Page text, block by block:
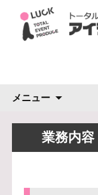
メニュー
ン
業務内容